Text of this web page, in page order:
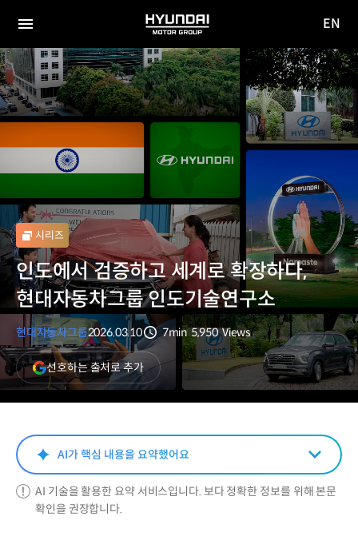
전체
메뉴
HYUNDAI
MOTOR
GROUP
사이
이동
EN
시리즈
인도에서 검증하고 세계로 확장하다,
현대자동차그룹 인도기술연구소
현대자동차그룹2026.03.10
7min
조회수
5,950 Views
선호하는 출처로 추가(새
창
열림)
AI가 핵심 내용을 요약했어요
AI 기술을 활용한 요약 서비스입니다. 보다 정확한 정보를 위해 본문
확인을 권장합니다.